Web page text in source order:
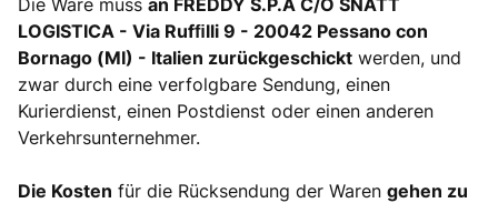
Die Ware muss an FREDDY S.P.A C/O SNATT
LOGISTICA - Via Rufﬁlli 9 - 20042 Pessano con
Bornago (MI) - Italien zurückgeschickt werden, und
zwar durch eine verfolgbare Sendung, einen
Kurierdienst, einen Postdienst oder einen anderen
Verkehrsunternehmer.
Die Kosten für die Rücksendung der Waren gehen zu